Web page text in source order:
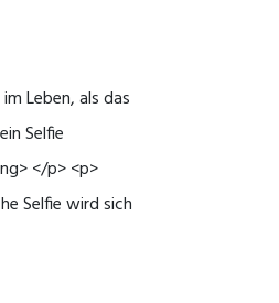
Leben, als das
Selfie
</p> <p>
Selfie wird sich